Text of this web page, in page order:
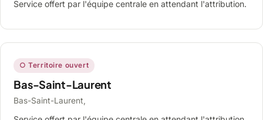
Service offert par l'équipe centrale en attendant l'attribution.
○ Territoire ouvert
Bas-Saint-Laurent
Bas-Saint-Laurent,